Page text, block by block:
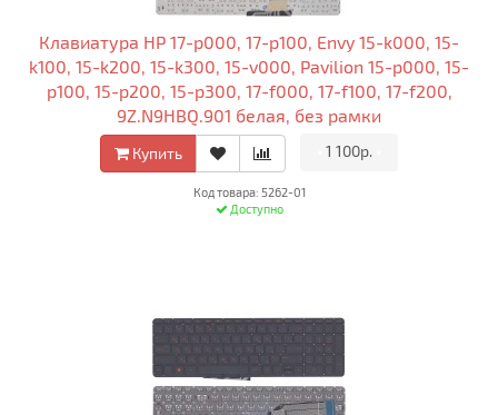
Клавиатура HP 17-p000, 17-p100, Envy 15-k000, 15-
k100, 15-k200, 15-k300, 15-v000, Pavilion 15-p000, 15-
p100, 15-p200, 15-p300, 17-f000, 17-f100, 17-f200,
9Z.N9HBQ.901 белая, без рамки
Купить 1 100р.
Код товара: 5262-01
Доступно